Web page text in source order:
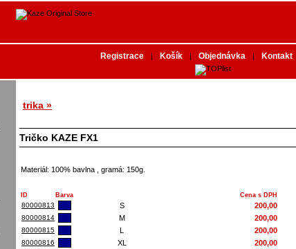
Registrace | Košík | Objednávka | Kontakt
trika »
Tričko KAZE FX1
Materiál: 100% bavlna , gramá: 150g.
ID Barva Cena s DPH
80000813 S 200,00
80000814 M 200,00
80000815 L 200,00
80000816 XL 200,00